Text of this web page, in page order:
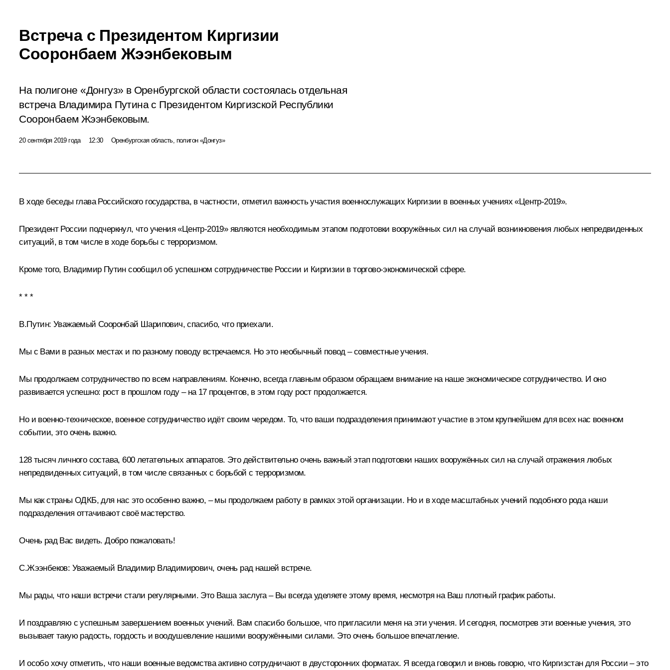
Встреча с Президентом Киргизии
Сооронбаем Жээнбековым
На полигоне «Донгуз» в Оренбургской области состоялась отдельная
встреча Владимира Путина с Президентом Киргизской Республики
Сооронбаем Жээнбековым.
20 сентября 2019 года 12:30 Оренбургская область, полигон «Донгуз»
В ходе беседы глава Российского государства, в частности, отметил важность участия военнослужащих Киргизии в военных учениях «Центр-2019».
Президент России подчеркнул, что учения «Центр-2019» являются необходимым этапом подготовки вооружённых сил на случай возникновения любых непредвиденных
ситуаций, в том числе в ходе борьбы с терроризмом.
Кроме того, Владимир Путин сообщил об успешном сотрудничестве России и Киргизии в торгово-экономической сфере.
* * *
В.Путин: Уважаемый Сооронбай Шарипович, спасибо, что приехали.
Мы с Вами в разных местах и по разному поводу встречаемся. Но это необычный повод – совместные учения.
Мы продолжаем сотрудничество по всем направлениям. Конечно, всегда главным образом обращаем внимание на наше экономическое сотрудничество. И оно
развивается успешно: рост в прошлом году – на 17 процентов, в этом году рост продолжается.
Но и военно-техническое, военное сотрудничество идёт своим чередом. То, что ваши подразделения принимают участие в этом крупнейшем для всех нас военном
событии, это очень важно.
128 тысяч личного состава, 600 летательных аппаратов. Это действительно очень важный этап подготовки наших вооружённых сил на случай отражения любых
непредвиденных ситуаций, в том числе связанных с борьбой с терроризмом.
Мы как страны ОДКБ, для нас это особенно важно, – мы продолжаем работу в рамках этой организации. Но и в ходе масштабных учений подобного рода наши
подразделения оттачивают своё мастерство.
Очень рад Вас видеть. Добро пожаловать!
С.Жээнбеков: Уважаемый Владимир Владимирович, очень рад нашей встрече.
Мы рады, что наши встречи стали регулярными. Это Ваша заслуга – Вы всегда уделяете этому время, несмотря на Ваш плотный график работы.
И поздравляю с успешным завершением военных учений. Вам спасибо большое, что пригласили меня на эти учения. И сегодня, посмотрев эти военные учения, это
вызывает такую радость, гордость и воодушевление нашими вооружёнными силами. Это очень большое впечатление.
И особо хочу отметить, что наши военные ведомства активно сотрудничают в двусторонних форматах. Я всегда говорил и вновь говорю, что Киргизстан для России – это